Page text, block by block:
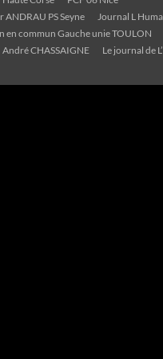
ANDRAU PS Seyne Journal L
en commun Gauche unie TOULON
André CHASSAIGNE
Le journal de